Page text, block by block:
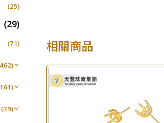
相關商品
(4)
(6)
(3)
(5)
(25)
(29)
(71)
(13)
(39)